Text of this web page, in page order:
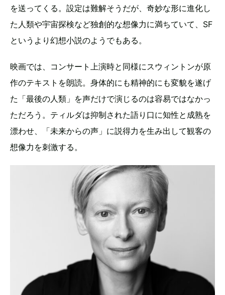
を送ってくる。設定は難解そうだが、奇妙な形に進化し
た人類や宇宙探検など独創的な想像力に満ちていて、SF
というより幻想小説のようでもある。
映画では、コンサート上演時と同様にスウィントンが原
作のテキストを朗読。身体的にも精神的にも変貌を遂げ
た「最後の人類」を声だけで演じるのは容易ではなかっ
ただろう。ティルダは抑制された語り口に知性と成熟を
漂わせ、「未来からの声」に説得力を生み出して観客の
想像力を刺激する。